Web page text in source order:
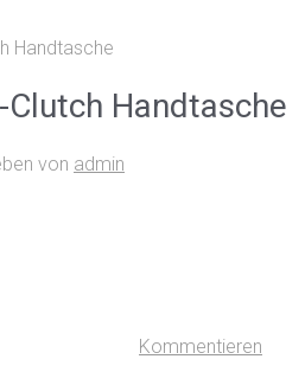
Handtasche
Handtasche
von admin
Kommentieren